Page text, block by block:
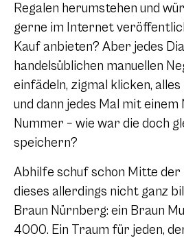
Regalen herumstehen und
gerne im Internet
Kauf anbieten? Aber jedes
handelsüblichen manuellen
einfädeln, zigmal klicken,
und dann jedes Mal mit
Nummer – wie war die doch
speichern?
Abhilfe schuf schon Mitte
dieses allerdings nicht ganz
Braun Nürnberg: ein Braun
4000. Ein Traum für jeden,